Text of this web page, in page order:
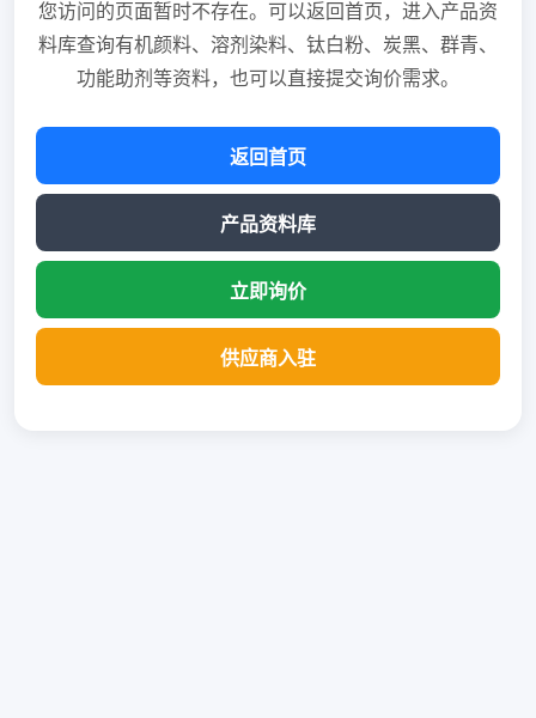
您访问的页面暂时不存在。可以返回首页，进入产品资
料库查询有机颜料、溶剂染料、钛白粉、炭黑、群青、
功能助剂等资料，也可以直接提交询价需求。
返回首页
产品资料库
立即询价
供应商入驻